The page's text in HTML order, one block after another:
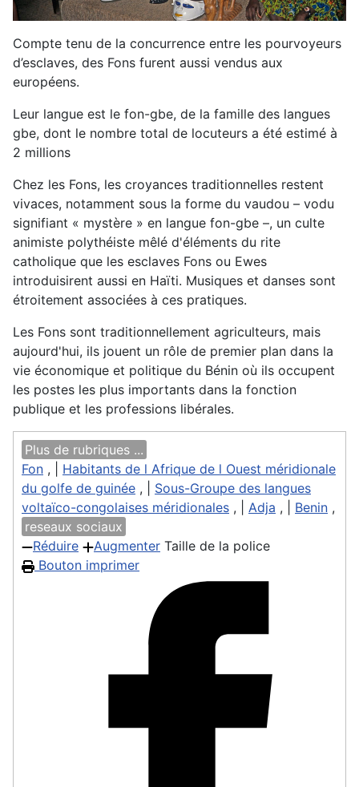
Compte tenu de la concurrence entre les pourvoyeurs
d’esclaves, des Fons furent aussi vendus aux
européens.
Leur langue est le fon-gbe, de la famille des langues
gbe, dont le nombre total de locuteurs a été estimé à
2 millions
Chez les Fons, les croyances traditionnelles restent
vivaces, notamment sous la forme du vaudou – vodu
signifiant « mystère » en langue fon-gbe –, un culte
animiste polythéiste mêlé d'éléments du rite
catholique que les esclaves Fons ou Ewes
introduisirent aussi en Haïti. Musiques et danses sont
étroitement associées à ces pratiques.
Les Fons sont traditionnellement agriculteurs, mais
aujourd'hui, ils jouent un rôle de premier plan dans la
vie économique et politique du Bénin où ils occupent
les postes les plus importants dans la fonction
publique et les professions libérales.
Plus de rubriques ...
Fon , | Habitants de l Afrique de l Ouest méridionale
du golfe de guinée , | Sous-Groupe des langues
voltaïco-congolaises méridionales , | Adja , | Benin ,
reseaux sociaux
Réduire
Augmenter Taille de la police
Bouton imprimer